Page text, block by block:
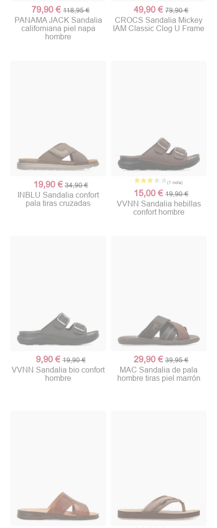
79,90 € 118,95 €
PANAMA JACK Sandalia
californiana piel napa
hombre
49,90 € 79,90 €
CROCS Sandalia Mickey
IAM Classic Clog U Frame
19,90 € 34,90 €
INBLU Sandalia confort
pala tiras cruzadas
15,00 € 19,90 €
VVNN Sandalia hebillas
confort hombre
9,90 € 19,90 €
VVNN Sandalia bio confort
hombre
29,90 € 39,95 €
MAC Sandalia de pala
hombre tiras piel marrón